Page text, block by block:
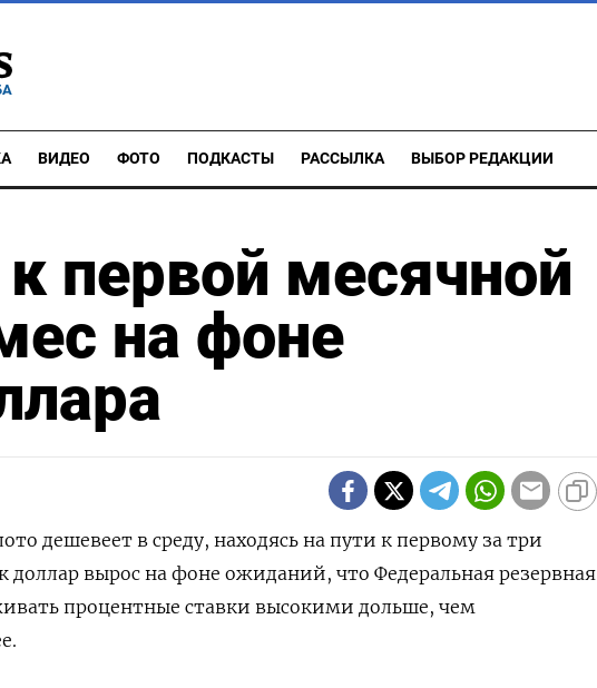
ВИДЕО ФОТО ПОДКАСТЫ РАССЫЛКА ВЫБОР РЕДАКЦИИ
первой месячной
на фоне
дешевеет в среду, находясь на пути к первому за три
доллар вырос на фоне ожиданий, что Федеральная резервная
процентные ставки высокими дольше, чем